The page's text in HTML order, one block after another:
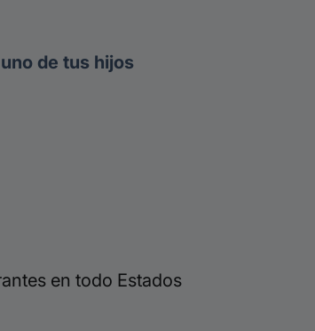
de tus hijos
en todo Estados